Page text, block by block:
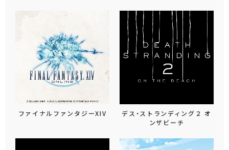
ファイナルファンタジーXIV
デス・ストランディング２ オ
ンザビーチ